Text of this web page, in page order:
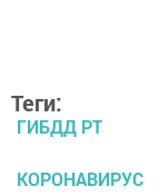
Теги:
ГИБДД РТ
КОРОНАВИРУС